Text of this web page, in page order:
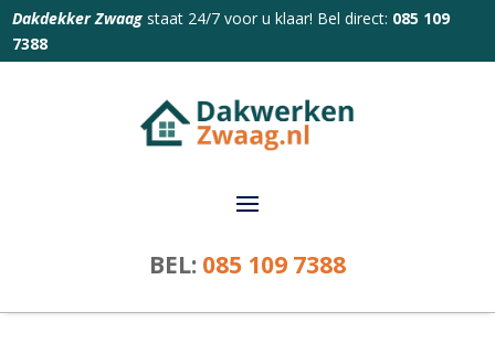
Dakdekker Zwaag staat 24/7 voor u klaar! Bel direct: 085 109
7388
BEL: 085 109 7388